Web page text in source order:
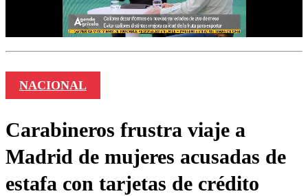
NACIONAL
Carabineros frustra viaje a
Madrid de mujeres acusadas de
estafa con tarjetas de crédito